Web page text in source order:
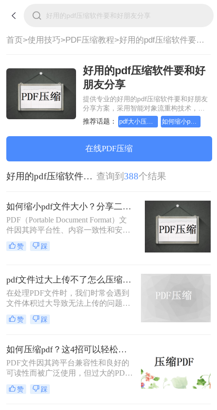
首页>使用技巧>PDF压缩教程> 好用的pdf压缩软件要和好朋友分享
好用的pdf压缩软件要和好
朋友分享
提供专业的好用的pdf压缩软件要和好朋友
分享方案，采用智能对象流重构技术，确
保文档1:1高保真还原且排版不乱码。支持
一键批量处理，全链路 SSL 加密保障隐私
安全。助您快速实现好用的pdf压缩软件要
和好朋友分享，无需安装，高效办公。
推荐话题： pdf大小压缩，实用方法不要错过
在线PDF压缩
好用的pdf压缩软件要和好朋友分享 查询到 388个结果
如何缩小pdf文件大小？分享二种实用高效的压缩方法！
PDF（Portable Document Format）文
件因其跨平台性、内容一致性和安全
性而被广泛使用。然而，过大的PDF
文件可能会给传输和存储带来不便。
法。
赞 踩
pdf文件过大上传不了怎么压缩变小？两种压缩方法帮你轻松解决！
在处理PDF文件时，我们时常会遇到
文件体积过大导致无法上传的问题。
那么pdf文件过大上传不了怎么压缩变
小呢？为了帮助大家解决这一困扰，
法。
赞 踩
如何压缩pdf？这4招可以轻松压缩！
PDF文件因其跨平台兼容性和良好的
可读性而被广泛使用，但过大的PDF
文件可能会给存储和传输带来不便。
那么如何压缩pdf呢？本文将介绍四种
赞 踩